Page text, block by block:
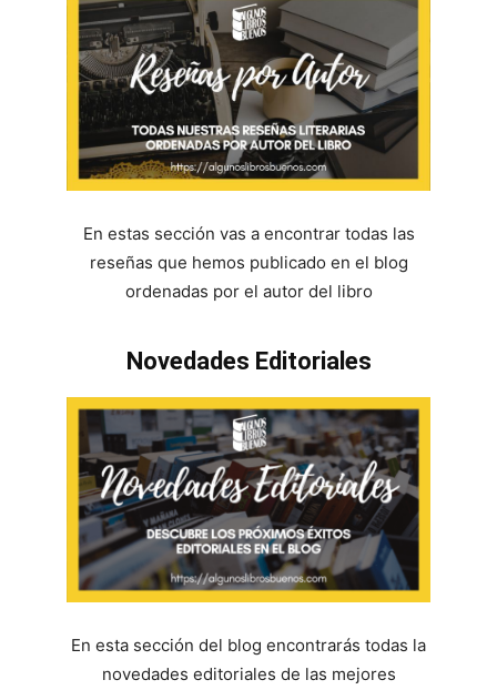
En estas sección vas a encontrar todas las
reseñas que hemos publicado en el blog
ordenadas por el autor del libro
Novedades Editoriales
En esta sección del blog encontrarás todas la
novedades editoriales de las mejores